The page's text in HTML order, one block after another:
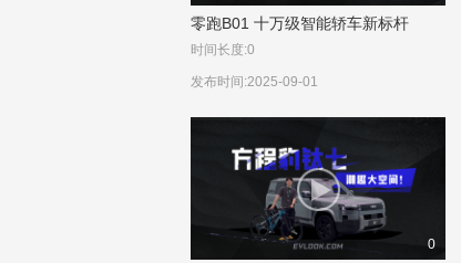
零跑B01 十万级智能轿车新标杆
时间长度:0
发布时间:2025-09-01
0